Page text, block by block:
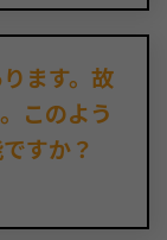
ます。故
このよう
すか？